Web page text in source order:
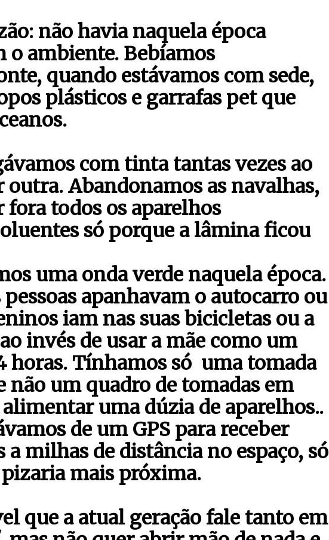
não havia naquela época
o ambiente. Bebíamos
quando estávamos com sede,
plásticos e garrafas pet que
com tinta tantas vezes ao
outra. Abandonamos as navalhas,
fora todos os aparelhos
só porque a lâmina ficou
uma onda verde naquela época.
pessoas apanhavam o autocarro ou
iam nas suas bicicletas ou a
invés de usar a mãe como um
horas. Tínhamos só uma tomada
não um quadro de tomadas em
alimentar uma dúzia de aparelhos..
de um GPS para receber
a milhas de distância no espaço, só
mais próxima.
que a atual geração fale tanto em